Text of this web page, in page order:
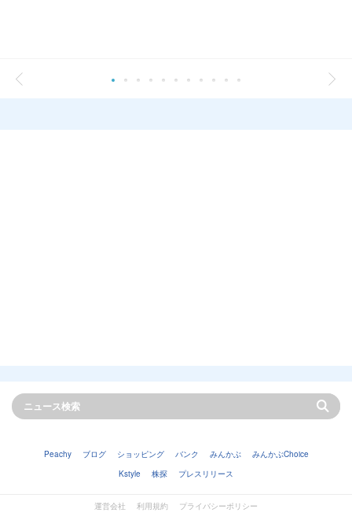
Peachy ブログ ショッピング バンク みんかぶ
みんかぶChoice
Kstyle
株探 プレスリリース
運営会社 利用規約 プライバシーポリシー